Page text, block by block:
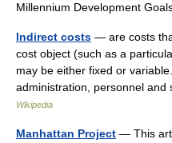
Millennium Development
Indirect costs — are costs
cost object (such as a
may be either fixed or
administration, personnel
Wikipedia
Manhattan Project — This